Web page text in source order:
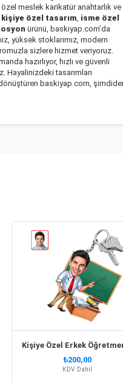
meslek karikatür anahtarlık ve
kişiye özel tasarım isme özel
ürünü, baskiyap.com’da
yüksek stoklarımız, modern
sizlere hizmet veriyoruz.
hazırlıyor, hızlı ve güvenli
Hayalinizdeki tasarımları
baskiyap.com,
₺200,00
KDV Dahil